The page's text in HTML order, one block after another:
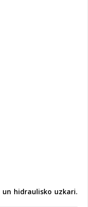
un hidraulisko uzkari.